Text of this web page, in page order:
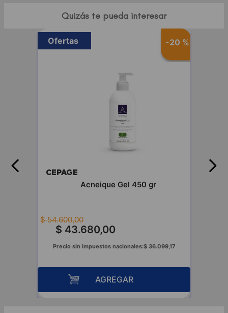
Quizás te pueda interesar
-20 %
Ofertas
CEPAGE
Acneique Gel 450 gr
$ 54.600,00
$ 43.680,00
Precio sin impuestos nacionales:$ 36.099,17
AGREGAR